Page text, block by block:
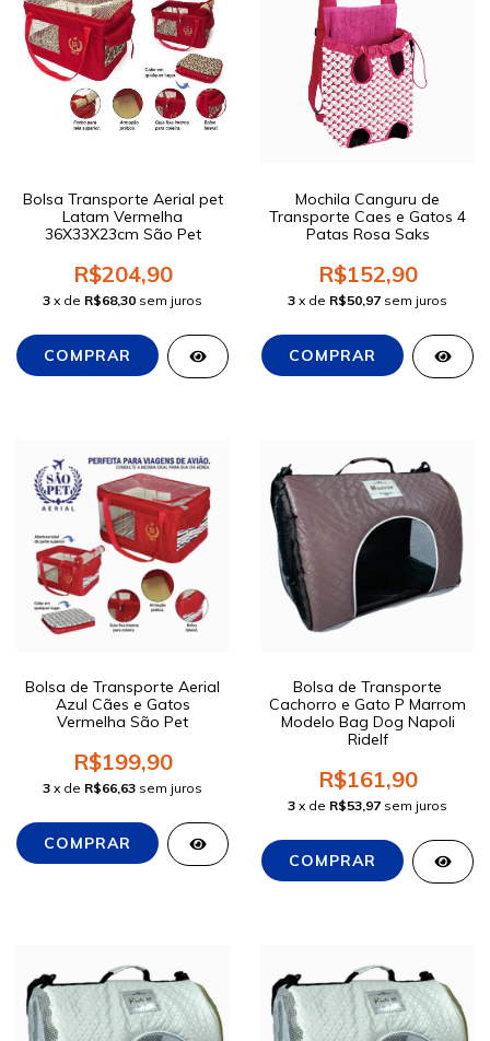
Bolsa Transporte Aerial pet
Latam Vermelha
36X33X23cm São Pet
R$204,90
3 x de R$68,30 sem juros
Mochila Canguru de
Transporte Caes e Gatos 4
Patas Rosa Saks
R$152,90
3 x de R$50,97 sem juros
Bolsa de Transporte Aerial
Azul Cães e Gatos
Vermelha São Pet
R$199,90
3 x de R$66,63 sem juros
Bolsa de Transporte
Cachorro e Gato P Marrom
Modelo Bag Dog Napoli
Ridelf
R$161,90
3 x de R$53,97 sem juros